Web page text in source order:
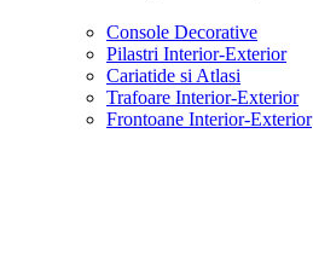
Console Decorative
Pilastri Interior-Exterior
Cariatide si Atlasi
Trafoare Interior-Exterior
Frontoane Interior-Exterior